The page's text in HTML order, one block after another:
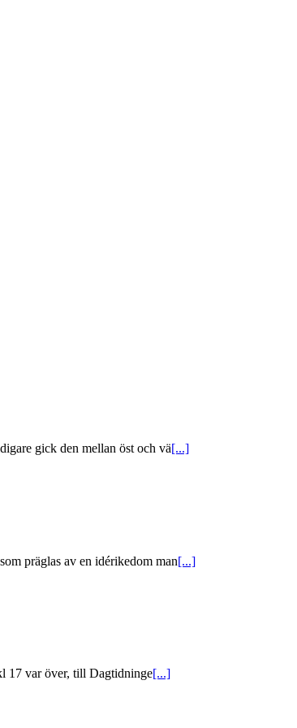
gick den mellan öst och vä[...]
präglas av en idérikedom man[...]
17 var över, till Dagtidninge[...]